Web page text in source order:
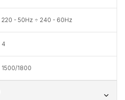
220 - 50Hz ÷ 240 - 60Hz
4
1500/1800